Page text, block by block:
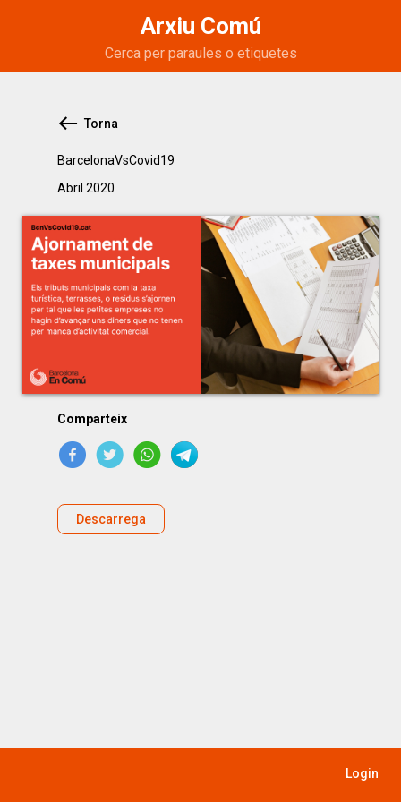
Arxiu Comú
Torna
BarcelonaVsCovid19
abril 2020
Comparteix
Descarrega
Login